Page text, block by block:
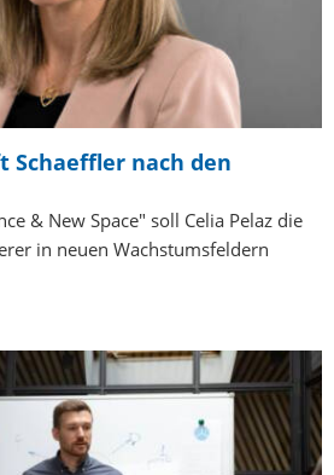
Schaeffler nach den
& New Space" soll Celia Pelaz die
in neuen Wachstumsfeldern